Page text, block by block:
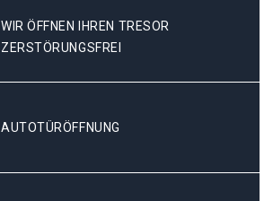
WIR ÖFFNEN IHREN TRESOR
ZERSTÖRUNGSFREI
AUTOTÜRÖFFNUNG